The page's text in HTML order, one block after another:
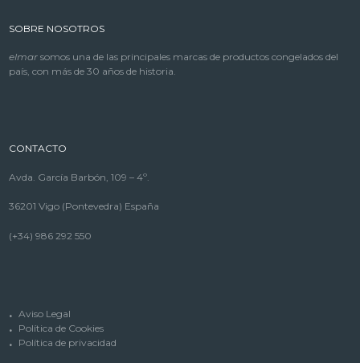
SOBRE NOSOTROS
elmar somos una de las principales marcas de productos congelados del
país, con más de 30 años de historia.
CONTACTO
Avda. García Barbón, 109 – 4º.
36201 Vigo (Pontevedra) España
(+34) 986 292 550
Aviso Legal
Política de Cookies
Política de privacidad